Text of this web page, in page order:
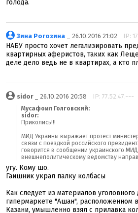
голода.
Зина Рогозина _ 26.10.2016 21:02 IP:
НАБУ просто хочет легализировать
квартирных аферистов, таких как
деле дело ведь не в квартирах, а кто
sidor_ 26.10.2016 20:58 IP: 77.52.47.---
Мусафоил Голговский:
sidor:
Приколись!!!
МИД Украины выражает протест
связи с поездкой российского
говорится в сообщении украинского
внешнеполитическому ведомству
угу. Кому шо.
Гаишник украл палку колбасы
Как следует из материалов
гипермаркете "Ашан",
Казани, умышленно взял с прилавка